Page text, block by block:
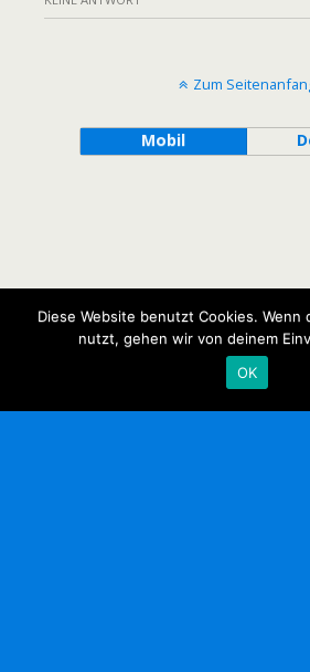
Zum
Mobil
Diese Website benutzt Cookies.
nutzt, gehen wir von deinem
OK